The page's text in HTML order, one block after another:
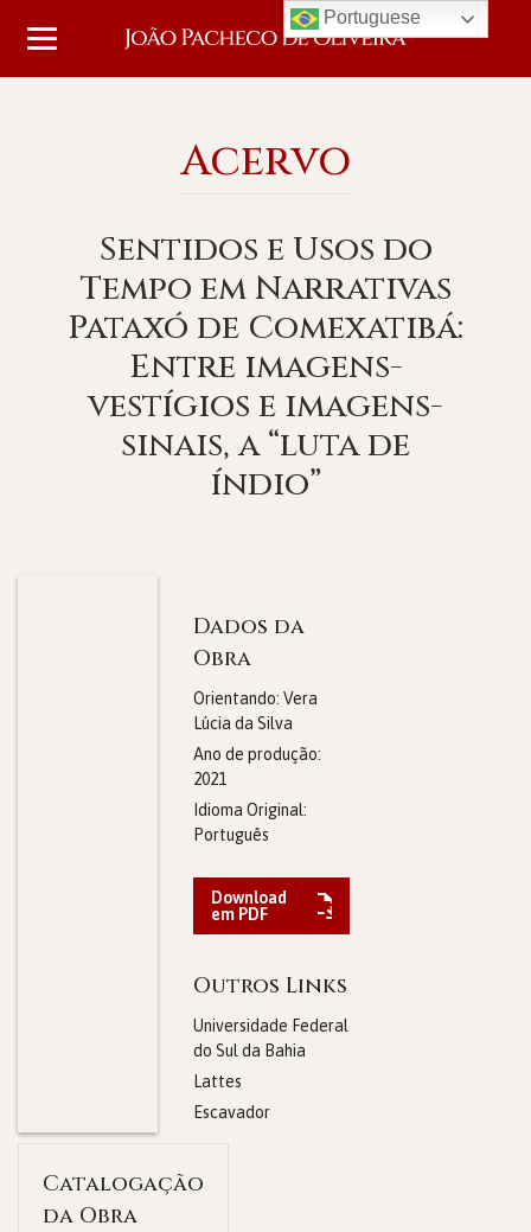
Acervo
Sentidos e Usos do
Tempo em Narrativas
Pataxó de Comexatibá:
Entre imagens-
vestígios e imagens-
sinais, a “luta de
índio”
Dados da
Obra
Orientando: Vera
Lúcia da Silva
Ano de produção:
2021
Idioma Original:
Português
Download
em PDF
Outros Links
Universidade Federal
do Sul da Bahia
Lattes
Escavador
Catalogação
da Obra
Portuguese